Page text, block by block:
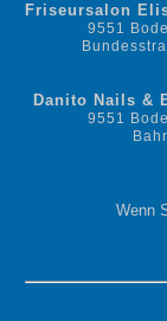
Friseursalon
9551
Danito Nails &
9551
Wenn